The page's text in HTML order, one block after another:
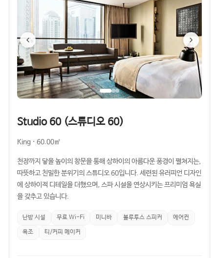
Studio 60 (스튜디오 60)
King · 60.00㎡
천장까지 닿을 높이의 창문을 통해 상하이의 아름다운 풍경이 펼쳐지는,
따뜻하고 친밀한 분위기의 스튜디오 60입니다. 세련된 유러피언 디자인
에 상하이적 디테일을 더했으며, 스파 시설을 연상시키는 프리미엄 욕실
을 갖추고 있습니다.
난방 시설 무료 Wi-Fi 미니바 블루투스 스피커 에어컨
욕조 티/커피 메이커